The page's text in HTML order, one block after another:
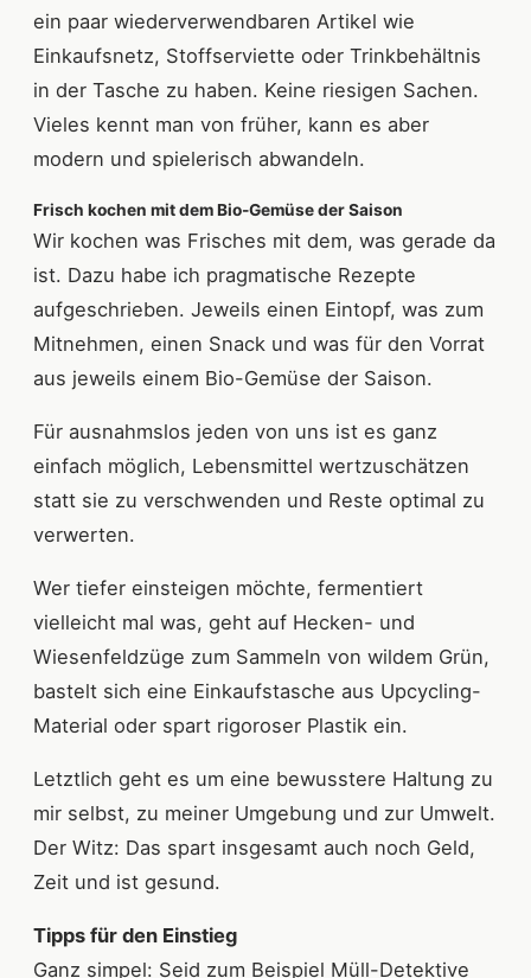
ein paar wiederverwendbaren Artikel wie
Einkaufsnetz, Stoffserviette oder Trinkbehältnis
in der Tasche zu haben. Keine riesigen Sachen.
Vieles kennt man von früher, kann es aber
modern und spielerisch abwandeln.
Frisch kochen mit dem Bio-Gemüse der Saison
Wir kochen was Frisches mit dem, was gerade da
ist. Dazu habe ich pragmatische Rezepte
aufgeschrieben. Jeweils einen Eintopf, was zum
Mitnehmen, einen Snack und was für den Vorrat
aus jeweils einem Bio-Gemüse der Saison.
Für ausnahmslos jeden von uns ist es ganz
einfach möglich, Lebensmittel wertzuschätzen
statt sie zu verschwenden und Reste optimal zu
verwerten.
Wer tiefer einsteigen möchte, fermentiert
vielleicht mal was, geht auf Hecken- und
Wiesenfeldzüge zum Sammeln von wildem Grün,
bastelt sich eine Einkaufstasche aus Upcycling-
Material oder spart rigoroser Plastik ein.
Letztlich geht es um eine bewusstere Haltung zu
mir selbst, zu meiner Umgebung und zur Umwelt.
Der Witz: Das spart insgesamt auch noch Geld,
Zeit und ist gesund.
Tipps für den Einstieg
Ganz simpel: Seid zum Beispiel Müll-Detektive